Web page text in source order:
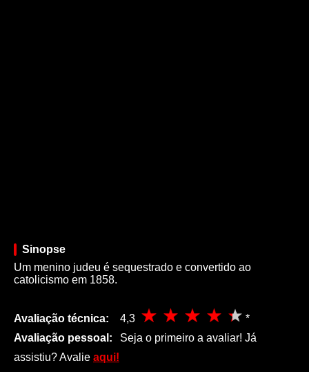
Sinopse
Um menino judeu é sequestrado e convertido ao
catolicismo em 1858.
Avaliação técnica: 4,3
*
Avaliação pessoal:
Seja o primeiro a avaliar! Já
assistiu? Avalie aqui!